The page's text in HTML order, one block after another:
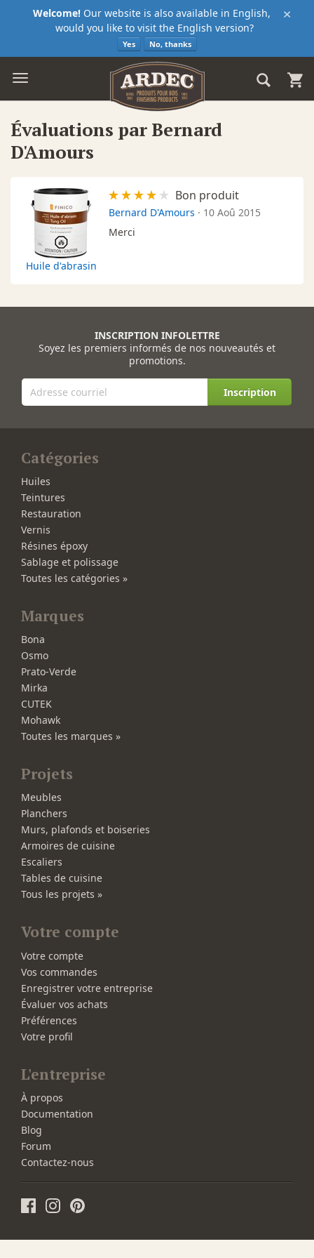
×
Welcome! Our website is also available in English,
would you like to visit the English version?
Yes No, thanks
Évaluations par Bernard
D'Amours
Huile d'abrasin
Bon produit
Bernard D'Amours · 10 Aoû 2015
Merci
INSCRIPTION INFOLETTRE
Soyez les premiers informés de nos nouveautés et
promotions.
Inscription
Catégories
Huiles
Teintures
Restauration
Vernis
Résines époxy
Sablage et polissage
Toutes les catégories »
Marques
Bona
Osmo
Prato-Verde
Mirka
CUTEK
Mohawk
Toutes les marques »
Projets
Meubles
Planchers
Murs, plafonds et boiseries
Armoires de cuisine
Escaliers
Tables de cuisine
Tous les projets »
Votre compte
Votre compte
Vos commandes
Enregistrer votre entreprise
Évaluer vos achats
Préférences
Votre profil
L'entreprise
À propos
Documentation
Blog
Forum
Contactez-nous